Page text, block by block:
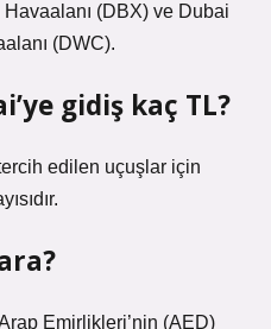
(DBX) ve Dubai
(DWC).
gidiş kaç TL?
edilen uçuşlar için
Emirlikleri’nin (AED)